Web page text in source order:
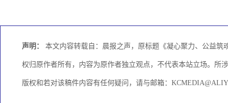
声明： 本文内容转载自：晨报之声，原标题《凝心聚力、公益
权归原作者所有，内容为原作者独立观点，不代表本站立场。所
版权和若对该稿件内容有任何疑问，请与邮箱：